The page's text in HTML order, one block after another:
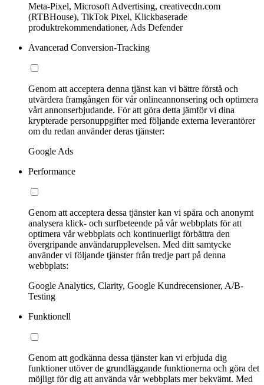
Meta-Pixel, Microsoft Advertising, creativecdn.com
(RTBHouse), TikTok Pixel, Klickbaserade
produktrekommendationer, Ads Defender
Avancerad Conversion-Tracking
Genom att acceptera denna tjänst kan vi bättre förstå och
utvärdera framgången för vår onlineannonsering och optimera
vårt annonserbjudande. För att göra detta jämför vi dina
krypterade personuppgifter med följande externa leverantörer
om du redan använder deras tjänster:
Google Ads
Performance
Genom att acceptera dessa tjänster kan vi spåra och anonymt
analysera klick- och surfbeteende på vår webbplats för att
optimera vår webbplats och kontinuerligt förbättra den
övergripande användarupplevelsen. Med ditt samtycke
använder vi följande tjänster från tredje part på denna
webbplats:
Google Analytics, Clarity, Google Kundrecensioner, A/B-
Testing
Funktionell
Genom att godkänna dessa tjänster kan vi erbjuda dig
funktioner utöver de grundläggande funktionerna och göra det
möjligt för dig att använda vår webbplats mer bekvämt. Med